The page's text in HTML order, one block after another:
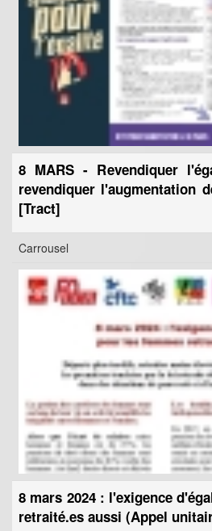
8 MARS - Revendiquer
revendiquer l'augmentation
[Tract]
Carrousel
8 mars 2024 : l'exigence
retraité.es aussi (Appel